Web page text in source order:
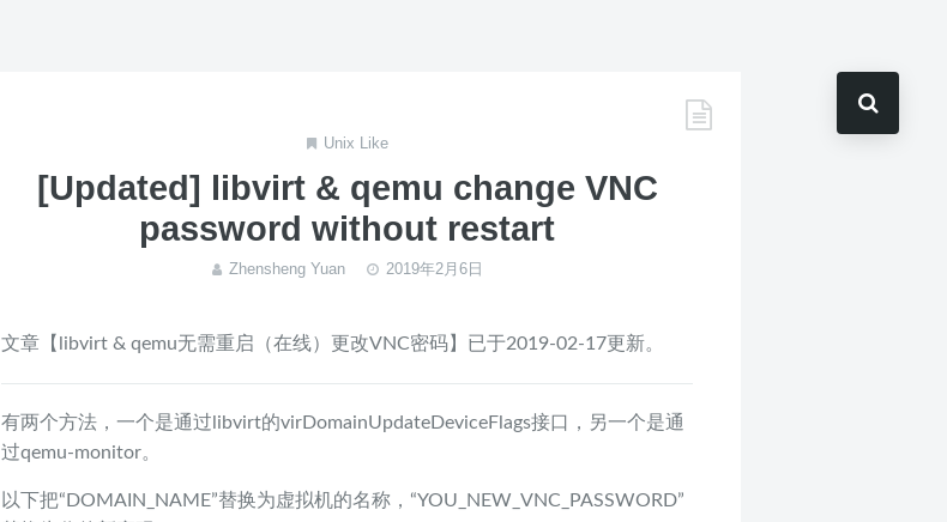
Unix Like
[Updated] libvirt & qemu change VNC
password without restart
Zhensheng Yuan 2019年2月6日
文章【libvirt & qemu无需重启（在线）更改VNC密码】已于2019-02-17更新。
有两个方法，一个是通过libvirt的virDomainUpdateDeviceFlags接口，另一个是通
过qemu-monitor。
以下把“DOMAIN_NAME”替换为虚拟机的名称，“YOU_NEW_VNC_PASSWORD”